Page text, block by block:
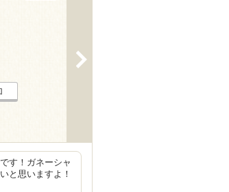
す！ガネーシャ
と思いますよ！